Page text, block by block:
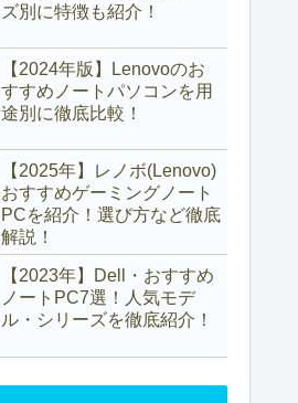
ズ別に特徴も紹介！
【2024年版】Lenovoのお
すすめノートパソコンを用
途別に徹底比較！
【2025年】レノボ(Lenovo)
おすすめゲーミングノート
PCを紹介！選び方など徹底
解説！
【2023年】Dell・おすすめ
ノートPC7選！人気モデ
ル・シリーズを徹底紹介！